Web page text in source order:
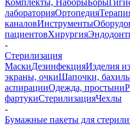
Комплекты, НаборыБоры
лабораторияОртопедия
каналовИнструменты
пациентовХирургия
-
Стерилизация
МаскиДезинфекцияИзделия
экраны, очкиШапочки,
аспирацииОдежда, простыни
фартукиСтерилизацияЧехлы
-
Бумажные пакеты для